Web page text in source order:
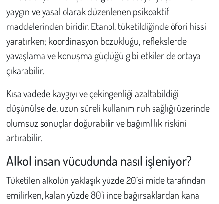
yaygın ve yasal olarak düzenlenen psikoaktif
maddelerinden biridir. Etanol, tüketildiğinde öfori hissi
yaratırken; koordinasyon bozukluğu, reflekslerde
yavaşlama ve konuşma güçlüğü gibi etkiler de ortaya
çıkarabilir.
Kısa vadede kaygıyı ve çekingenliği azaltabildiği
düşünülse de, uzun süreli kullanım ruh sağlığı üzerinde
olumsuz sonuçlar doğurabilir ve bağımlılık riskini
artırabilir.
Alkol insan vücudunda nasıl işleniyor?
Tüketilen alkolün yaklaşık yüzde 20’si mide tarafından
emilirken, kalan yüzde 80’i ince bağırsaklardan kana